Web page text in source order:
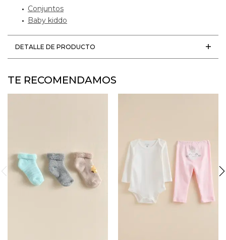
Conjuntos
Baby kiddo
DETALLE DE PRODUCTO
TE RECOMENDAMOS